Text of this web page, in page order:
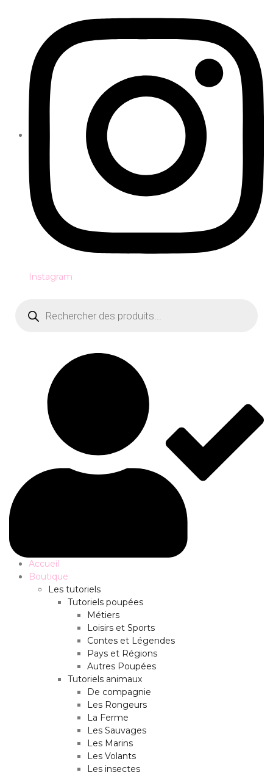
Instagram
produits
Accueil
Boutique
Les tutoriels
Tutoriels poupées
Métiers
Loisirs et Sports
Contes et Légendes
Pays et Régions
Autres Poupées
Tutoriels animaux
De compagnie
Les Rongeurs
La Ferme
Les Sauvages
Les Marins
Les Volants
Les insectes